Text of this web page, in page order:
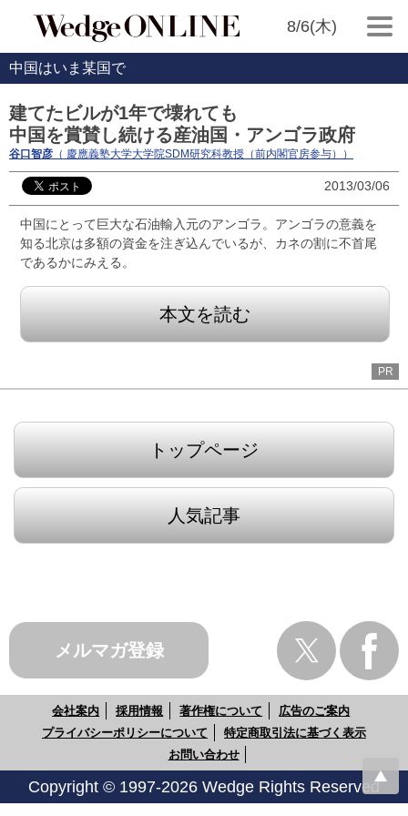
8/6(木)
中国はいま某国で
建てたビルが1年で壊れても
中国を賞賛し続ける産油国・アンゴラ政府
谷口智彦 （ 慶應義塾大学大学院SDM研究科教授（前内閣官房参与））
2013/03/06
中国にとって巨大な石油輸入元のアンゴラ。アンゴラの意義を
知る北京は多額の資金を注ぎ込んでいるが、カネの割に不首尾
であるかにみえる。
本文を読む
PR
トップページ
人気記事
メルマガ登録
会社案内 採用情報 著作権について
広告のご案内
プライバシーポリシーについて
特定商取引法に基づく表示
お問い合わせ
Copyright © 1997-2026 Wedge Rights Reserved